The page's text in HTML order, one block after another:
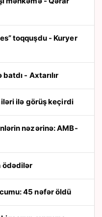
- Axtarılır
ilə görüş keçirdi
ödədilər
45 nəfər öldü